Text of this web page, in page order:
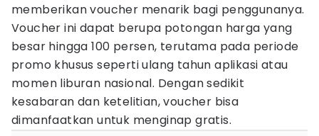
memberikan voucher menarik bagi penggunanya.
Voucher ini dapat berupa potongan harga yang
besar hingga 100 persen, terutama pada periode
promo khusus seperti ulang tahun aplikasi atau
momen liburan nasional. Dengan sedikit
kesabaran dan ketelitian, voucher bisa
dimanfaatkan untuk menginap gratis.